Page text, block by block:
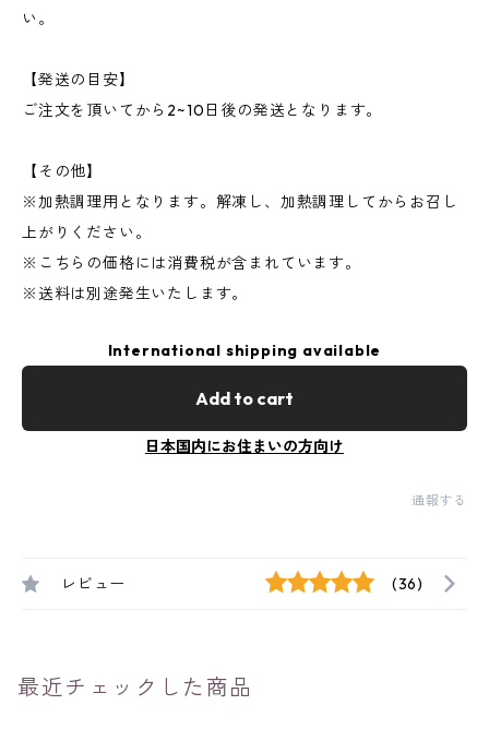
い。
【発送の目安】
ご注文を頂いてから2~10日後の発送となります。
【その他】
※加熱調理用となります。解凍し、加熱調理してからお召し
上がりください。
※こちらの価格には消費税が含まれています。
※送料は別途発生いたします。
International shipping available
Add to cart
日本国内にお住まいの方向け
通報する
レビュー (36)
最近チェックした商品